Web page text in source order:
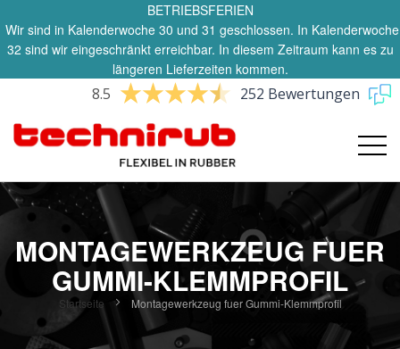
BETRIEBSFERIEN
Wir sind in Kalenderwoche 30 und 31 geschlossen. In Kalenderwoche
32 sind wir eingeschränkt erreichbar. In diesem Zeitraum kann es zu
längeren Lieferzeiten kommen.
8.5 252 Bewertungen
MONTAGEWERKZEUG FUER
GUMMI-KLEMMPROFIL
Startseite Montagewerkzeug fuer Gummi-Klemmprofil